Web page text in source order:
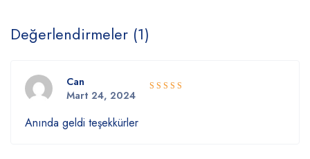
Değerlendirmeler (1)
Can
Mart 24, 2024
Anında geldi teşekkürler